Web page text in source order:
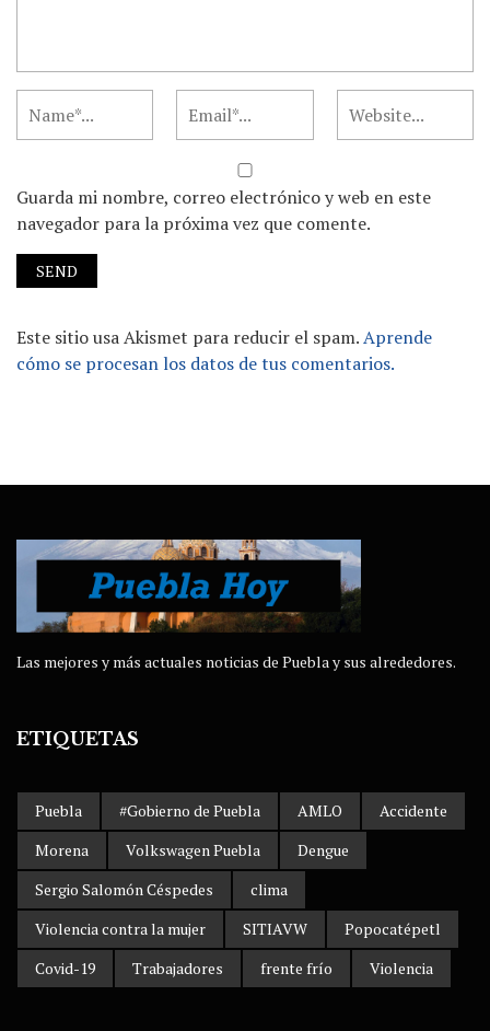
Guarda mi nombre, correo electrónico y web en este
navegador para la próxima vez que comente.
Este sitio usa Akismet para reducir el spam.Aprende
cómo se procesan los datos de tus comentarios.
Las mejores y más actuales noticias de Puebla y sus alrededores.
ETIQUETAS
Puebla #Gobierno de Puebla AMLO
Accidente
Morena
Volkswagen Puebla
Dengue
Sergio Salomón Céspedes
clima
Violencia contra la mujer
SITIAVW
Popocatépetl
Covid-19
Trabajadores frente frío Violencia